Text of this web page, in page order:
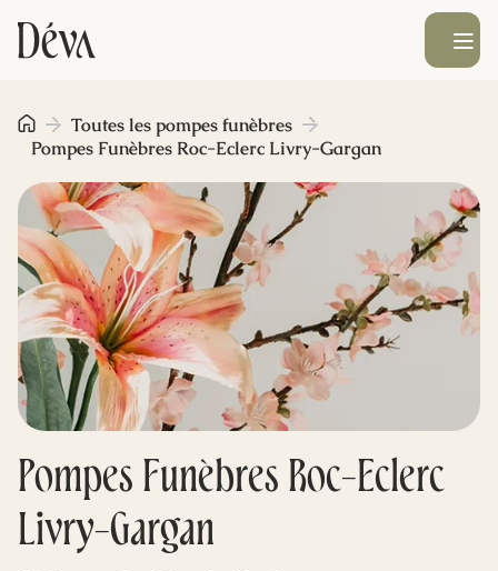
Obsèques
Prévoyance
Monument funéraire
Livraison de fleurs
Blog
Mes dernières volontés
Ouvrir le
Pompes Funèbres Roc-Eclerc
Livry-Gargan
Toutes les pompes funèbres
Pompes Funèbres Roc-Eclerc Livry-Gargan